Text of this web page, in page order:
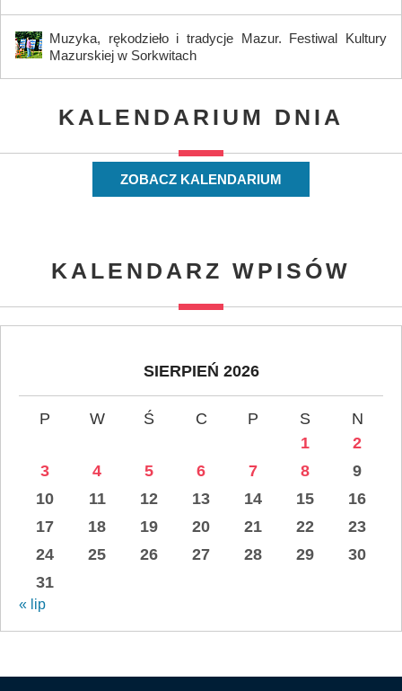
Muzyka, rękodzieło i tradycje Mazur. Festiwal Kultury
Mazurskiej w Sorkwitach
KALENDARIUM DNIA
ZOBACZ KALENDARIUM
KALENDARZ WPISÓW
SIERPIEŃ 2026
P W Ś C P S
N
1
2
3
4 5 6 7 8
9
10
11 12 13 14 15
16
17
18 19 20 21 22
23
24
25 26 27 28 29
30
31
« lip